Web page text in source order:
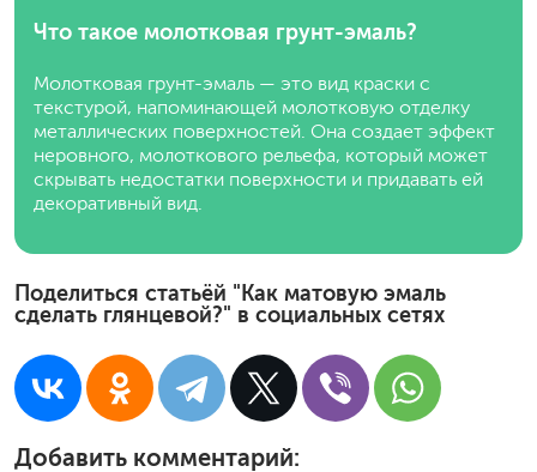
Что такое молотковая грунт-эмаль?
Молотковая грунт-эмаль — это вид краски с
текстурой, напоминающей молотковую отделку
металлических поверхностей. Она создает эффект
неровного, молоткового рельефа, который может
скрывать недостатки поверхности и придавать ей
декоративный вид.
Поделиться статьёй "Как матовую эмаль
сделать глянцевой?" в социальных сетях
Добавить комментарий: